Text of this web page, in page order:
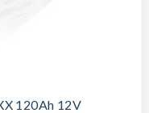
120Ah 12V